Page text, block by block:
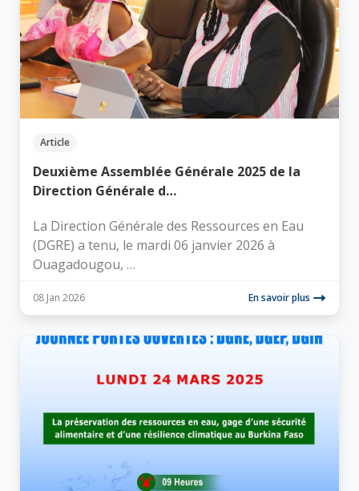
Article
Deuxième Assemblée Générale 2025 de la
Direction Générale d…
La Direction Générale des Ressources en Eau
(DGRE) a tenu, le mardi 06 janvier 2026 à
Ouagadougou, …
08 Jan 2026 En savoir plus